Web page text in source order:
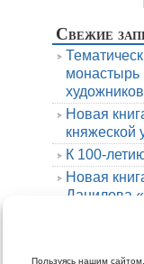
Пользуясь нашим
Свежие
монастырь
Новая
княжеской
К 100-
Новая
Данилова